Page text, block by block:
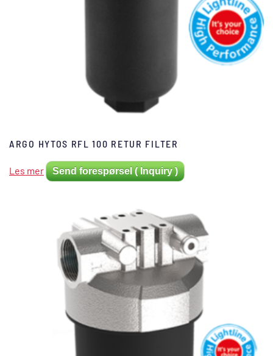
ARGO HYTOS RFL 100 RETUR FILTER
Les mer Send forespørsel ( Inquiry )